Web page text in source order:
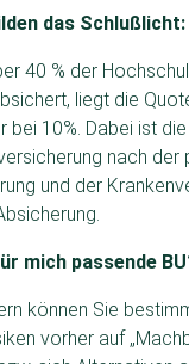
das Schlußlicht:
40 % der
liegt die
bei 10%. Dabei ist die
nach der
und der
mich passende
können Sie
vorher auf